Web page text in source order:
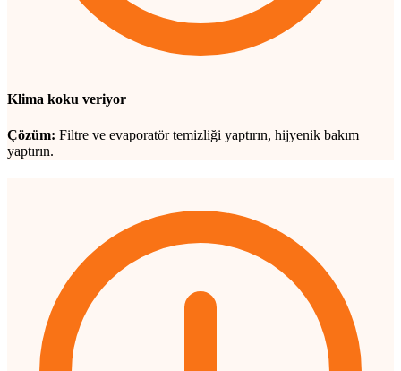
Klima koku veriyor
Çözüm: Filtre ve evaporatör temizliği yaptırın, hijyenik bakım
yaptırın.